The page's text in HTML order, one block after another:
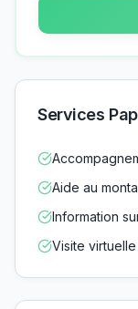
Services
Aide au
Information
Visite